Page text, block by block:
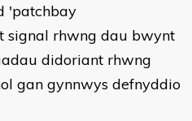
'patchbay
signal rhwng dau bwynt
didoriant rhwng
gan gynnwys defnyddio